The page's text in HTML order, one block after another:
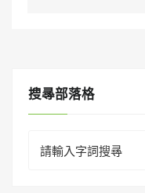
搜㝷部落格
for: